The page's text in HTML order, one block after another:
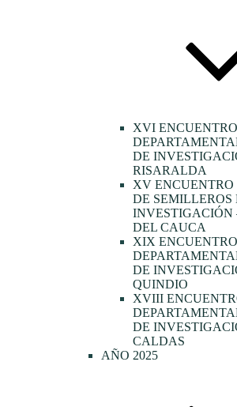
XVI ENCUENTRO
DE
RISARALDA
XV
DE SEMILLEROS
INVESTIGACIÓN
DEL CAUCA
XIX ENCUENTRO
DE
QUINDIO
XVIII
DE
CALDAS
AÑO 2025